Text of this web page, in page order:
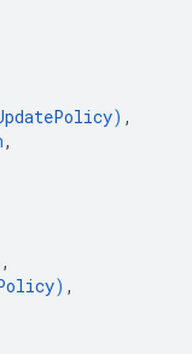
) ,
,
,
) ,